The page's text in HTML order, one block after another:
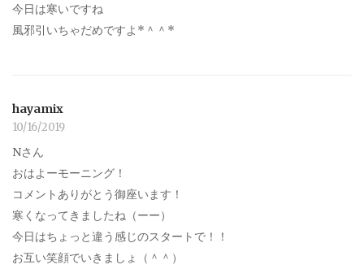
今日は寒いですね
風邪引いちゃだめですよ*＾＾*
hayamix
10/16/2019
Nさん
おはよーモーニング！
コメントありがとう御座います！
寒くなってきましたね（ーー）
今日はちょっと違う感じのスタートで！！
お互い笑顔でいきましょ（＾＾）